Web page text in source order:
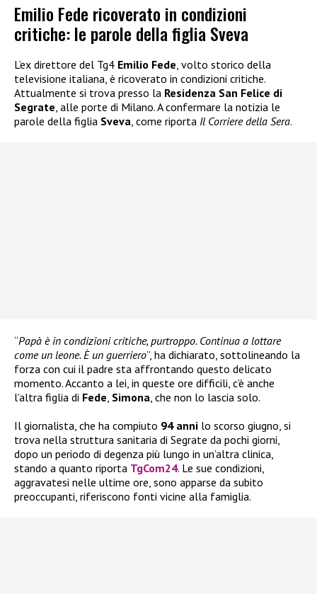
Emilio Fede ricoverato in condizioni
critiche: le parole della figlia Sveva
L’ex direttore del Tg4 Emilio Fede, volto storico della
televisione italiana, è ricoverato in condizioni critiche.
Attualmente si trova presso la Residenza San Felice di
Segrate, alle porte di Milano. A confermare la notizia le
parole della figlia Sveva, come riporta Il Corriere della Sera.
“Papà è in condizioni critiche, purtroppo. Continua a lottare
come un leone. È un guerriero”, ha dichiarato, sottolineando la
forza con cui il padre sta affrontando questo delicato
momento. Accanto a lei, in queste ore difficili, c’è anche
l’altra figlia di Fede, Simona, che non lo lascia solo.
Il giornalista, che ha compiuto 94 anni lo scorso giugno, si
trova nella struttura sanitaria di Segrate da pochi giorni,
dopo un periodo di degenza più lungo in un’altra clinica,
stando a quanto riporta TgCom24. Le sue condizioni,
aggravatesi nelle ultime ore, sono apparse da subito
preoccupanti, riferiscono fonti vicine alla famiglia.